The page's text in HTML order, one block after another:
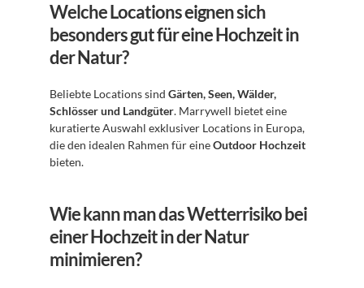
Welche Locations eignen sich
besonders gut für eine Hochzeit in
der Natur?
Beliebte Locations sind Gärten, Seen, Wälder,
Schlösser und Landgüter. Marrywell bietet eine
kuratierte Auswahl exklusiver Locations in Europa,
die den idealen Rahmen für eine Outdoor Hochzeit
bieten.
Wie kann man das Wetterrisiko bei
einer Hochzeit in der Natur
minimieren?